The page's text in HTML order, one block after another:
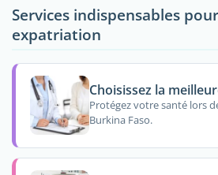
Services indispensables
expatriation
Choisissez la
Protégez votre santé lors
Burkina Faso.